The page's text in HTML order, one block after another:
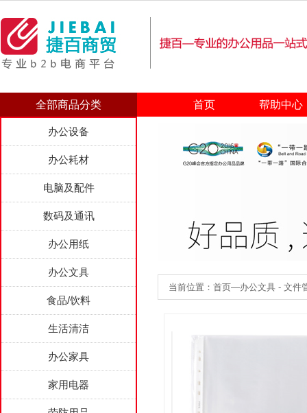
全部商品分类 首页 帮助中心
办公设备
办公耗材
电脑及配件
数码及通讯
办公用纸
办公文具
食品/饮料
生活清洁
办公家具
家用电器
当前位置：首页—办公文具 - 文件